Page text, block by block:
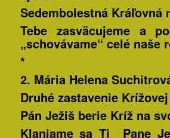
Sedembolestná Kráľovná
Tebe zasväcujeme a
„schovávame“ celé naše
*
2. Mária Helena
Druhé zastavenie
Pán Ježiš berie Kríž na
Klaniame sa Ti Pane